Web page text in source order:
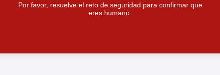
Por favor, resuelve el reto de seguridad para confirmar que
eres humano.